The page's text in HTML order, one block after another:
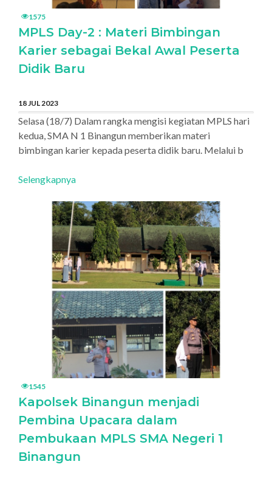
1575
MPLS Day-2 : Materi Bimbingan
Karier sebagai Bekal Awal Peserta
Didik Baru
18 JUL 2023
Selasa (18/7) Dalam rangka mengisi kegiatan MPLS hari
kedua, SMA N 1 Binangun memberikan materi
bimbingan karier kepada peserta didik baru. Melalui b
Selengkapnya
1545
Kapolsek Binangun menjadi
Pembina Upacara dalam
Pembukaan MPLS SMA Negeri 1
Binangun